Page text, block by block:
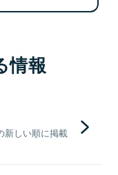
情報
新しい順に掲載